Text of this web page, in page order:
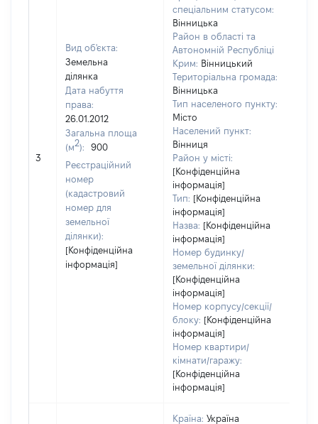
3
Вид об'єкта:
Земельна
ділянка
Дата набуття
права:
26.01.2012
Загальна площа
(м2):
900
Реєстраційний
номер
(кадастровий
номер для
земельної
ділянки):
[Конфіденційна
інформація]
спеціальним статусом:
Вінницька
Район в області та
Автономній Республіці
Крим: Вінницький
Територіальна громада:
Вінницька
Тип населеного пункту:
Місто
Населений пункт:
Вінниця
Район у місті:
[Конфіденційна
інформація]
Тип: [Конфіденційна
інформація]
Назва: [Конфіденційна
інформація]
Номер будинку/
земельної ділянки:
[Конфіденційна
інформація]
Номер корпусу/секції/
блоку: [Конфіденційна
інформація]
Номер квартири/
кімнати/гаражу:
[Конфіденційна
інформація]
Країна: Україна